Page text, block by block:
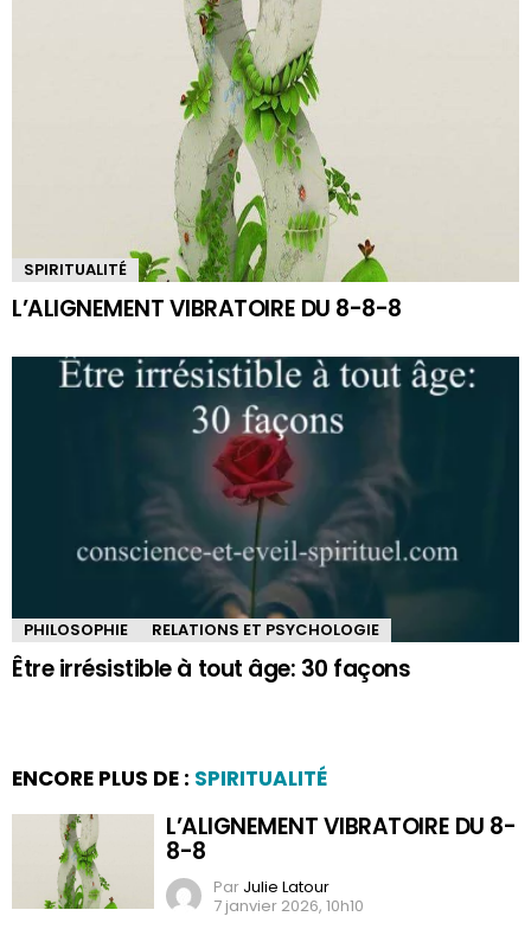
SPIRITUALITÉ
L’ALIGNEMENT VIBRATOIRE DU 8-8-8
PHILOSOPHIE RELATIONS ET PSYCHOLOGIE
Être irrésistible à tout âge: 30 façons
ENCORE PLUS DE : SPIRITUALITÉ
L’ALIGNEMENT VIBRATOIRE DU 8-
8-8
Par Julie Latour
7 janvier 2026, 10h10